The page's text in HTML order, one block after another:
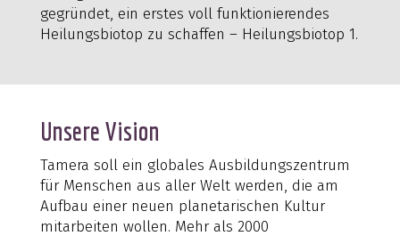
gegründet, ein erstes voll funktionierendes
Heilungsbiotop zu schaffen – Heilungsbiotop 1.
Unsere Vision
Tamera soll ein globales Ausbildungszentrum
für Menschen aus aller Welt werden, die am
Aufbau einer neuen planetarischen Kultur
mitarbeiten wollen. Mehr als 2000